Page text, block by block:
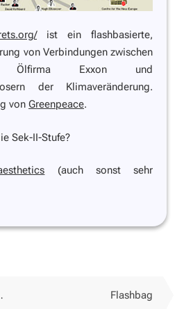
ist ein flashbasierte,
von Verbindungen zwischen
Ölfirma Exxon und
der Klimaveränderung.
von Greenpeace.
Sek-II-Stufe?
(auch sonst sehr
Flashbag